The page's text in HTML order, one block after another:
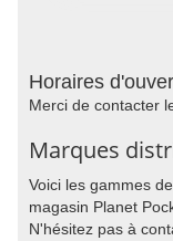
Horaires
Merci de contacter
Marques
Voici les gammes
magasin Planet
N'hésitez pas à